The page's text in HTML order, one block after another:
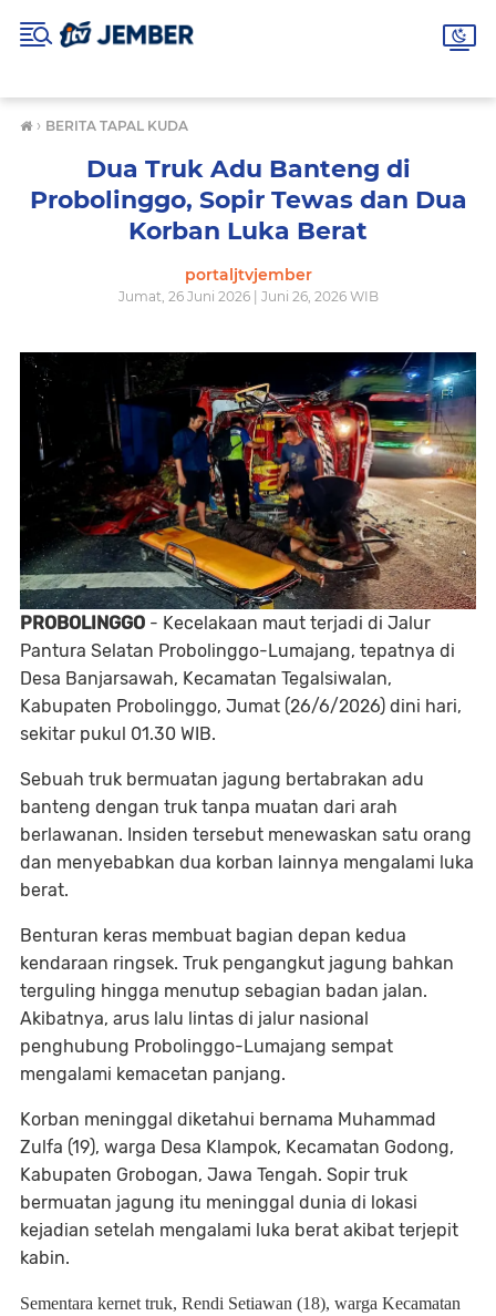
› BERITA TAPAL KUDA
Dua Truk Adu Banteng di
Probolinggo, Sopir Tewas dan Dua
Korban Luka Berat
portaljtvjember
Jumat, 26 Juni 2026 | Juni 26, 2026 WIB
PROBOLINGGO - Kecelakaan maut terjadi di Jalur
Pantura Selatan Probolinggo-Lumajang, tepatnya di
Desa Banjarsawah, Kecamatan Tegalsiwalan,
Kabupaten Probolinggo, Jumat (26/6/2026) dini hari,
sekitar pukul 01.30 WIB.
Sebuah truk bermuatan jagung bertabrakan adu
banteng dengan truk tanpa muatan dari arah
berlawanan. Insiden tersebut menewaskan satu orang
dan menyebabkan dua korban lainnya mengalami luka
berat.
Benturan keras membuat bagian depan kedua
kendaraan ringsek. Truk pengangkut jagung bahkan
terguling hingga menutup sebagian badan jalan.
Akibatnya, arus lalu lintas di jalur nasional
penghubung Probolinggo-Lumajang sempat
mengalami kemacetan panjang.
Korban meninggal diketahui bernama Muhammad
Zulfa (19), warga Desa Klampok, Kecamatan Godong,
Kabupaten Grobogan, Jawa Tengah. Sopir truk
bermuatan jagung itu meninggal dunia di lokasi
kejadian setelah mengalami luka berat akibat terjepit
kabin.
Sementara kernet truk, Rendi Setiawan (18), warga Kecamatan